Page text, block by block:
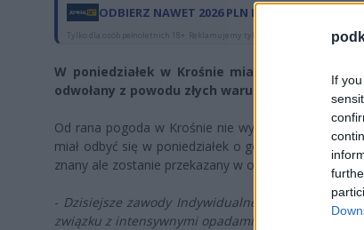
If
ODBIERZ NAWET 2026 PLN DLA NOWYCH
Tylko dla osób pełnoletnich 18+. Reklamujemy tylko legalnych
W poniedziałek w Krośnie miała odbyć się
odwołany z powodu złych warunków
Od rana pogoda w Krośnie nie wygląda najlepiej,
miał odbyć się w poniedziałek o godz. 17.00.
znany ale zostanie przekazany w osobnym
- Dzisiejsze zawody Indywidualnego Pucharu 2.
związku z intensywnymi opadami